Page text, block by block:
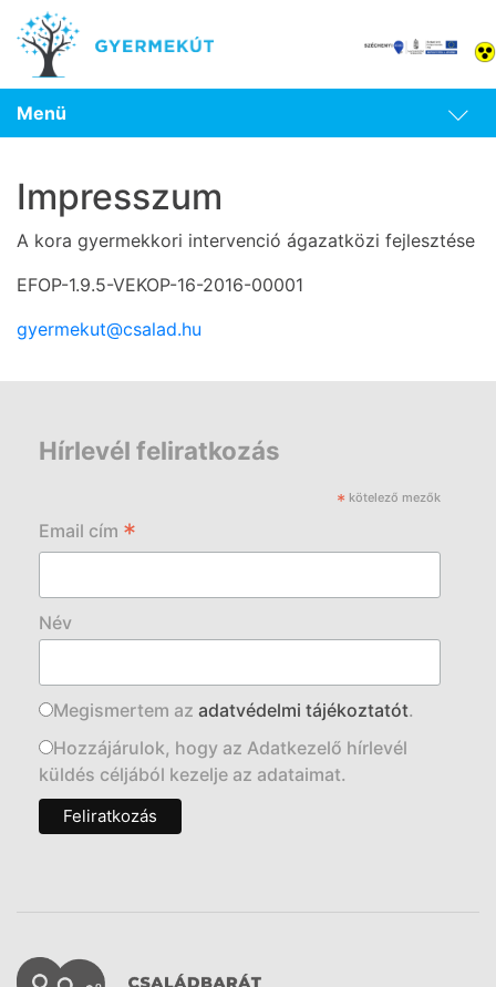
Menü
Impresszum
A kora gyermekkori intervenció ágazatközi fejlesztése
EFOP-1.9.5-VEKOP-16-2016-00001
gyermekut@csalad.hu
Hírlevél feliratkozás
* kötelező mezők
Email cím *
Név
Megismertem az adatvédelmi tájékoztatót.
Hozzájárulok, hogy az Adatkezelő hírlevél
küldés céljából kezelje az adataimat.